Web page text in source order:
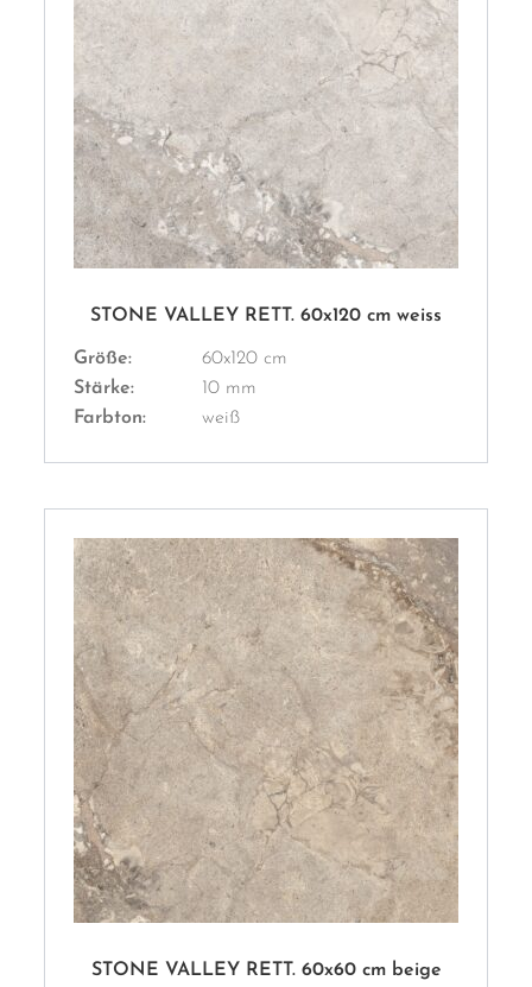
STONE VALLEY RETT. 60x120 cm weiss
Größe:
60x120 cm
Stärke:
10 mm
Farbton:
weiß
STONE VALLEY RETT. 60x60 cm beige